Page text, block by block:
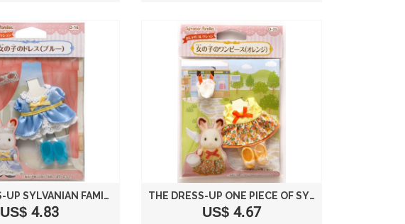
THE DRESS-UP SYLVANIAN FAMILIES DRESS GIRL EXAMPLE (BLUE) D-16 (JAPAN IMPORT)
US$ 4.83
THE DRESS-UP ONE PIECE OF SYLVANIAN FAMILIES FLY GIRL (ORANGE) D-25 (JAPAN IMPORT)
US$ 4.67